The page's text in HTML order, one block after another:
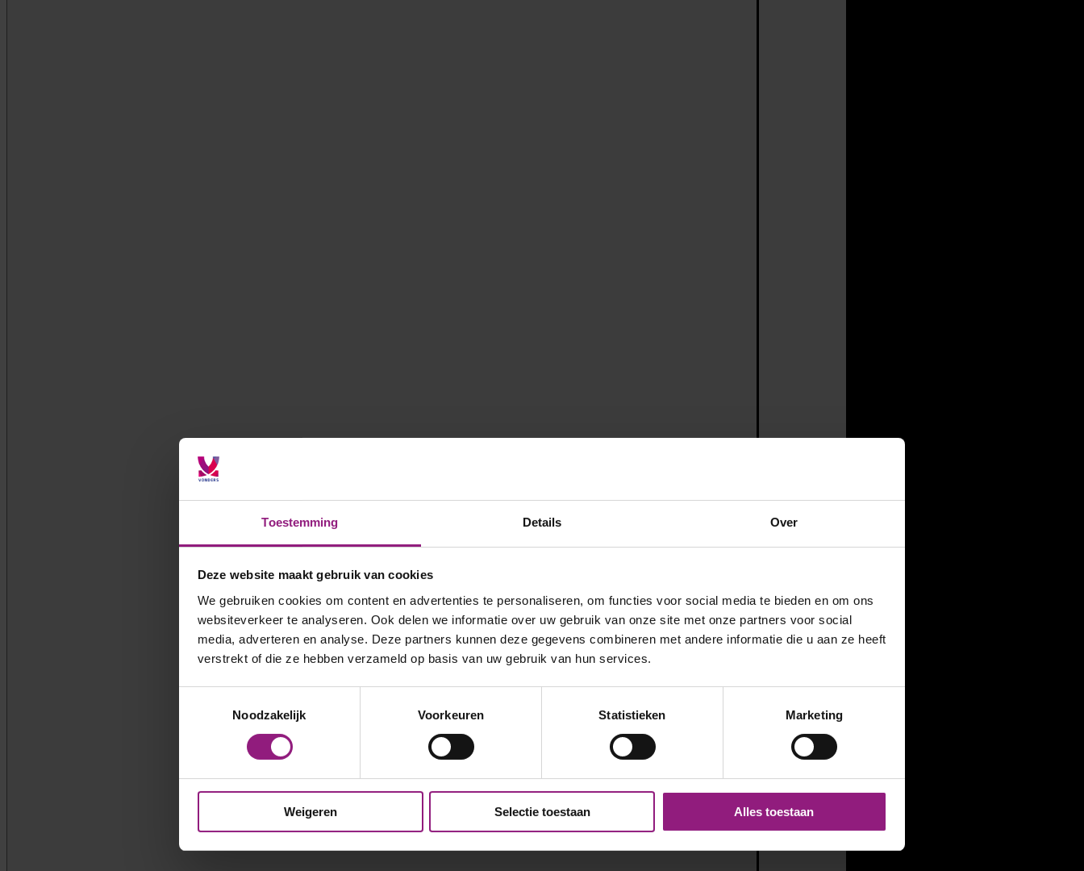
Toestemming Details Over
Deze website maakt gebruik van cookies
We gebruiken cookies om content en advertenties te personaliseren, om functies voor social media te bieden en om ons
websiteverkeer te analyseren. Ook delen we informatie over uw gebruik van onze site met onze partners voor social
media, adverteren en analyse. Deze partners kunnen deze gegevens combineren met andere informatie die u aan ze heeft
verstrekt of die ze hebben verzameld op basis van uw gebruik van hun services.
Noodzakelijk
Voorkeuren Statistieken Marketing
Weigeren Selectie toestaan Alles toestaan